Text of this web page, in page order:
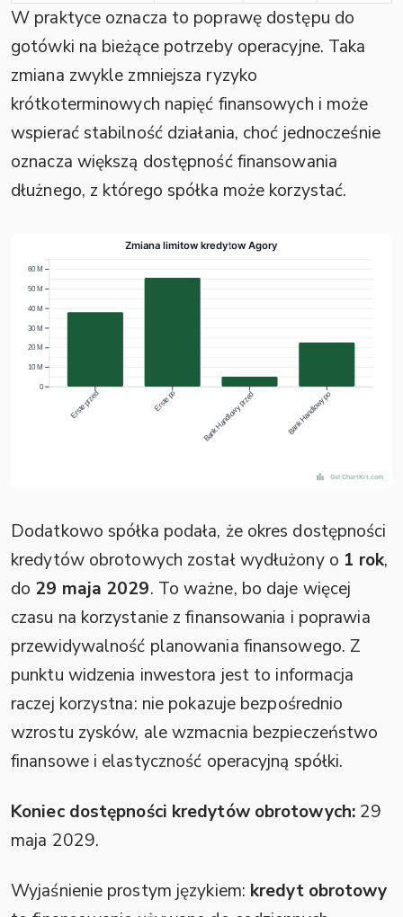
W praktyce oznacza to poprawę dostępu do
gotówki na bieżące potrzeby operacyjne. Taka
zmiana zwykle zmniejsza ryzyko
krótkoterminowych napięć finansowych i może
wspierać stabilność działania, choć jednocześnie
oznacza większą dostępność finansowania
dłużnego, z którego spółka może korzystać.
Dodatkowo spółka podała, że okres dostępności
kredytów obrotowych został wydłużony o 1 rok,
do 29 maja 2029. To ważne, bo daje więcej
czasu na korzystanie z finansowania i poprawia
przewidywalność planowania finansowego. Z
punktu widzenia inwestora jest to informacja
raczej korzystna: nie pokazuje bezpośrednio
wzrostu zysków, ale wzmacnia bezpieczeństwo
finansowe i elastyczność operacyjną spółki.
Koniec dostępności kredytów obrotowych:29
maja 2029.
Wyjaśnienie prostym językiem: kredyt obrotowy